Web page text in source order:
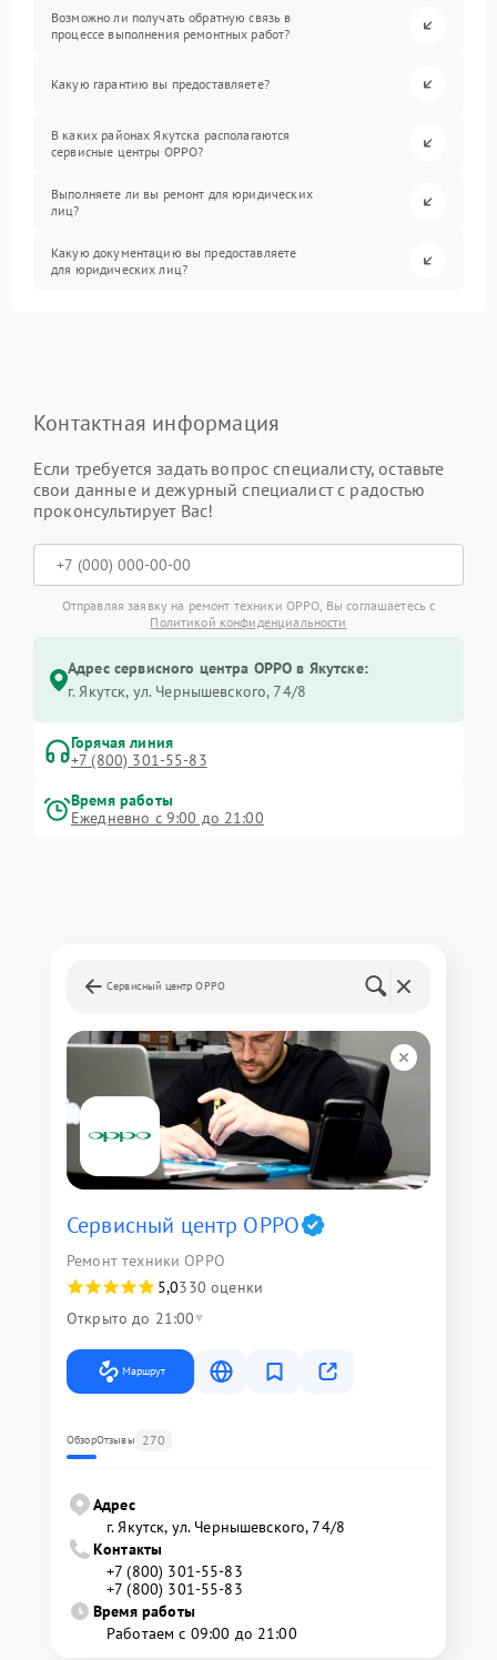
Возможно ли получать обратную связь в
процессе выполнения ремонтных работ?
Какую гарантию вы предоставляете?
В каких районах Якутска располагаются
сервисные центры OPPO?
Выполняете ли вы ремонт для юридических
лиц?
Какую документацию вы предоставляете
для юридических лиц?
Контактная информация
Если требуется задать вопрос специалисту, оставьте
свои данные и дежурный специалист с радостью
проконсультирует Вас!
Отправляя заявку на ремонт техники OPPO, Вы соглашаетесь с
Политикой конфиденциальности
Адрес сервисного центра OPPO в Якутске:
г. Якутск, ул. Чернышевского, 74/8
Горячая линия
+7 (800) 301-55-83
Время работы
Ежедневно с 9:00 до 21:00
Сервисный центр OPPO
Сервисный центр OPPO
Ремонт техники OPPO
5,0330 оценки
Открыто до 21:00
Маршрут
ОбзорОтзывы 270
Адрес
г. Якутск, ул. Чернышевского, 74/8
Контакты
+7 (800) 301-55-83
+7 (800) 301-55-83
Время работы
Работаем с 09:00 до 21:00